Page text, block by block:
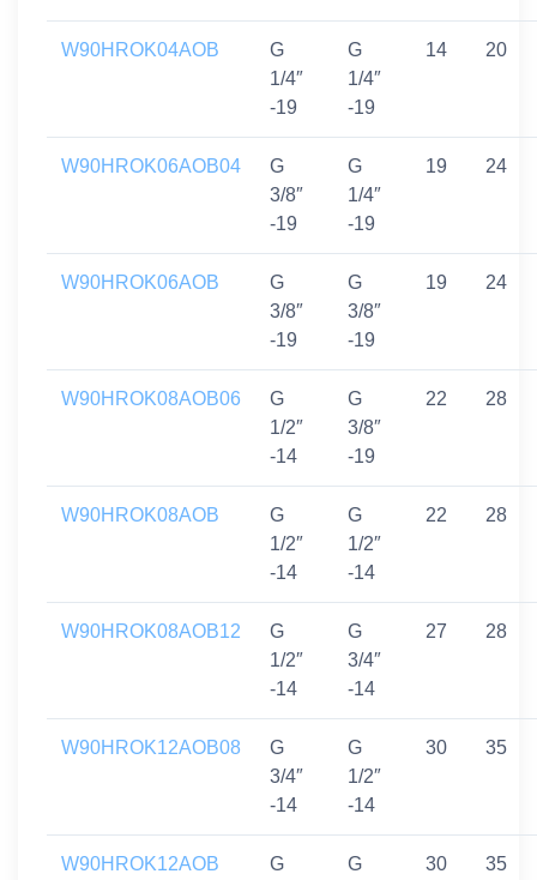
W90HROK04AOB
G
1/4″
-19
G
1/4″
-19
14 20
W90HROK06AOB04
G
3/8″
-19
G
1/4″
-19
19 24
W90HROK06AOB
G
3/8″
-19
G
3/8″
-19
19 24
W90HROK08AOB06
G
1/2″
-14
G
3/8″
-19
22 28
W90HROK08AOB
G
1/2″
-14
G
1/2″
-14
22 28
W90HROK08AOB12
G
1/2″
-14
G
3/4″
-14
27 28
W90HROK12AOB08
G
3/4″
-14
G
1/2″
-14
30 35
W90HROK12AOB G G 30 35